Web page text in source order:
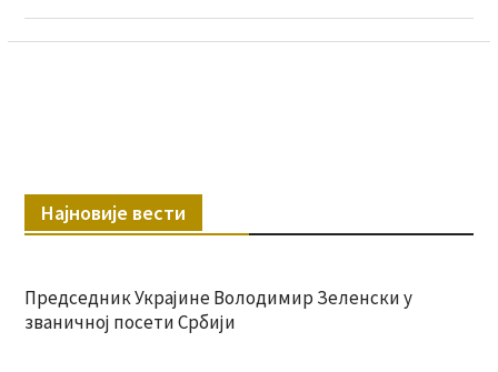
Најновије вести
Председник Украјине Володимир Зеленски у
званичној посети Србији